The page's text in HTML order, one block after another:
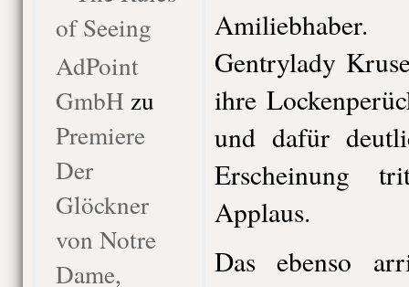
of Seeing
AdPoint
GmbH zu
Premiere
Der
Glöckner
von Notre
Dame,
Gentrylady
ihre
und dafür
Erscheinung
Applaus.
Das ebenso